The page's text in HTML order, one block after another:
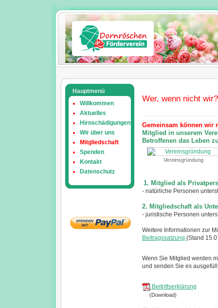
Hauptmenü
Willkommen
Aktuelles
Hirnschädigungen
Wir über uns
Mitgliedschaft
Spenden
Kontakt
Datenschutz
Wer, wenn nicht wir?
Gemeinsam können wir
Mitglied in unserem
Betroffenen das Leben
Vereinsgründung
1. Mitglied als
- natürliche Personen
2. Mitgliedschaft als
- juristische Personen
Weitere Informationen zur
Beitragssatzung(Stand
Wenn Sie Mitglied werden
und senden Sie es
Beitrittserklärung
(Download)